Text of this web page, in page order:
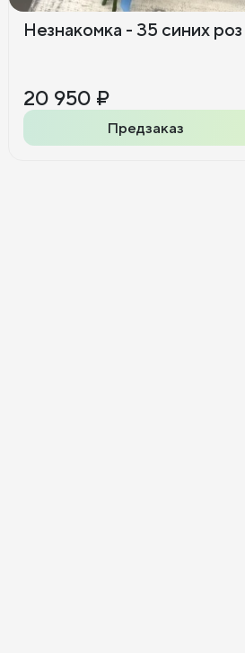
Незнакомка - 35 синих роз
20 950 ₽
Предзаказ